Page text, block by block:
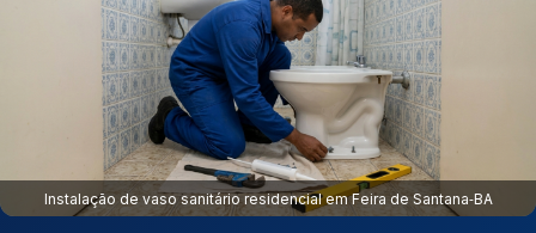
Instalação de vaso sanitário residencial em Feira de Santana‑BA